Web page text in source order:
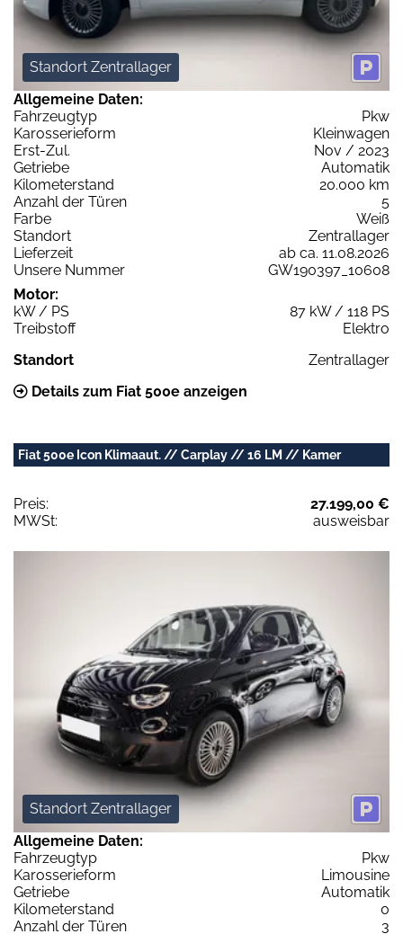
Standort Zentrallager
Allgemeine Daten:
Fahrzeugtyp
Pkw
Karosserieform
Kleinwagen
Erst-Zul.
Nov / 2023
Getriebe
Automatik
Kilometerstand
20.000 km
Anzahl der Türen
5
Farbe
Weiß
Standort
Zentrallager
Lieferzeit
ab ca. 11.08.2026
Unsere Nummer
GW190397_10608
Motor:
kW / PS
87 kW / 118 PS
Treibstoff
Elektro
Standort
Zentrallager
Details zum Fiat 500e anzeigen
Fiat 500e Icon Klimaaut. // Carplay // 16 LM // Kamer
Preis:
27.199,00 €
MWSt:
ausweisbar
Standort Zentrallager
Allgemeine Daten:
Fahrzeugtyp
Pkw
Karosserieform
Limousine
Getriebe
Automatik
Kilometerstand
0
Anzahl der Türen
3